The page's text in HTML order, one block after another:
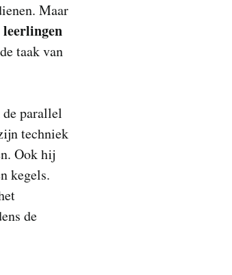
Maar
taak van
parallel
techniek
Ook hij
kegels.
de